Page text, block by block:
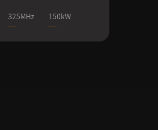
325MHz 150kW